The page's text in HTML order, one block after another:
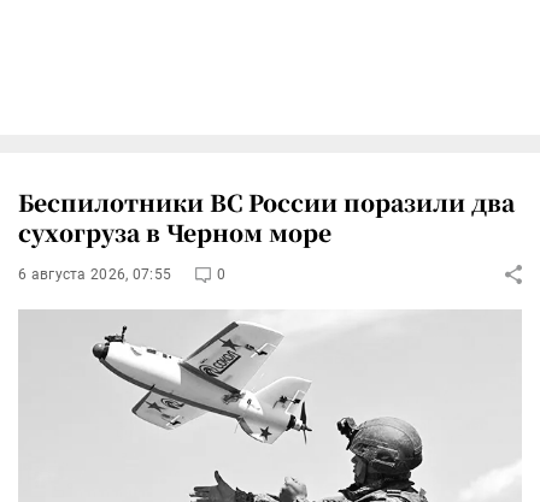
Беспилотники ВС России поразили два
сухогруза в Черном море
6 августа 2026, 07:55 0